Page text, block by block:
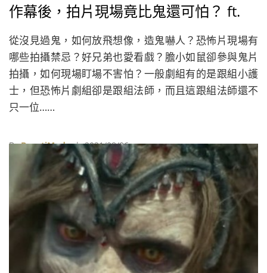
作幕後，拍片現場竟比鬼還可怕？ ft.
《馗降：粽邪2》造型指導施筱柔、特
化指導王嘉瑩
從沒見過鬼，如何放飛想像，造鬼嚇人？恐怖片現場有
哪些拍攝禁忌？好兄弟也愛看戲？膽小如鼠卻參與鬼片
拍攝，如何現場盯場不害怕？一般劇組有的是跟組小護
士，但恐怖片劇組卻是跟組法師，而且這跟組法師還不
只一位……
ByBeautiMode| 2021/08/06